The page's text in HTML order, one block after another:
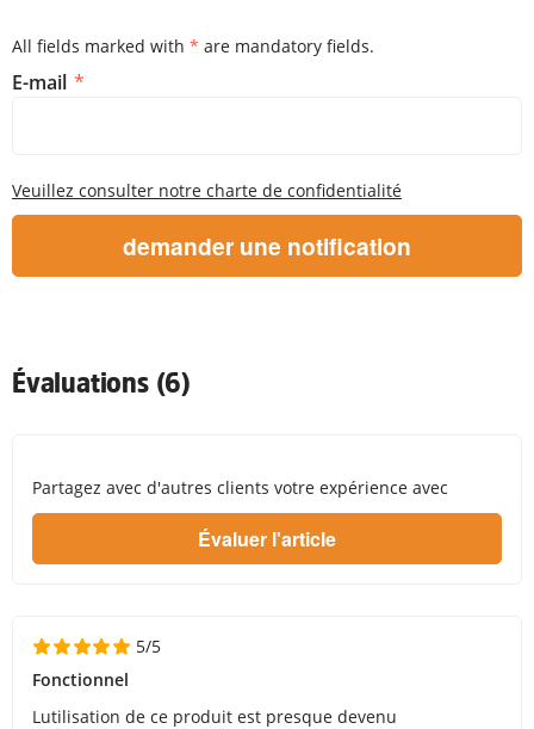
M'informer dès que l'article est disponible
All fields marked with * are mandatory fields.
E-mail
Veuillez consulter notre charte de confidentialité
demander une notification
Évaluations (6)
Partagez avec d'autres clients votre expérience avec
5/5
Fonctionnel
Lutilisation de ce produit est presque devenu